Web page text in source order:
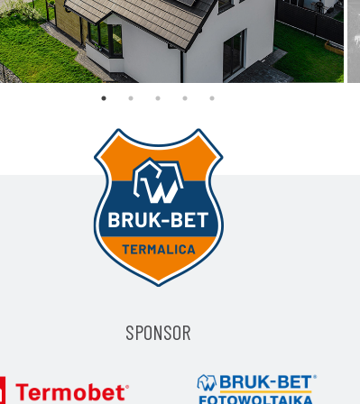
POLSKI PRODUCENT PANELI FOTOWOLTAICZNYCH
SPONSOR